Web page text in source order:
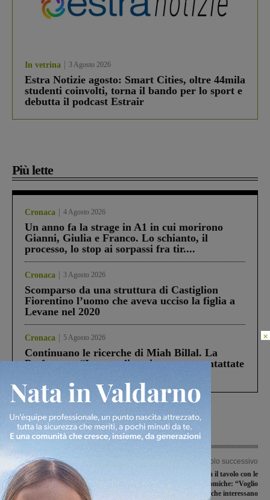
In vetrina 3 Agosto 2026
Estra Notizie agosto: Smart Cities, oltre 44mila
studenti coinvolti, torna il bando per lo sport e
debutta il podcast Estrair
Più lette
Cronaca 4 Agosto 2026
Un anno fa la strage in A1 in cui morirono
Gianni, Giulia e Franco. Lo schianto, il
processo, lo stop ai sorpassi fra tir....
Cronaca 3 Agosto 2026
Scomparso da una struttura di Castiglion
Fiorentino l’uomo che aveva ucciso la figlia a
Levane nel 2020
Cronaca 5 Agosto 2026
Continuano le ricerche di Miah Billal. La
Prefettura: “In caso di avvistamento contattate
Articolo precedente
Incidente al bivio di Campogialli,
coinvolte due auto
Articolo successivo
Chiassai convoca il tavolo con le
categorie economiche: “Voglio
conoscere le questioni che interessano
×